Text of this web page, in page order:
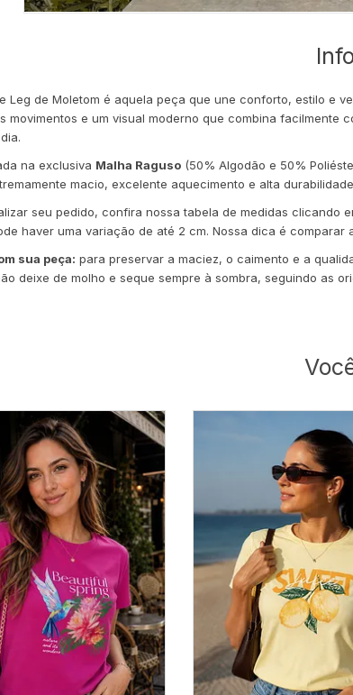
Leg de Moletom é aquela peça que une conforto, estilo e
movimentos e um visual moderno que combina facilmente
na exclusiva Malha Raguso (50% Algodão e 50%
macio, excelente aquecimento e alta
seu pedido, confira nossa tabela de medidas clicando
haver uma variação de até 2 cm. Nossa dica é
sua peça: para preservar a maciez, o caimento e a
deixe de molho e seque sempre à sombra, seguindo as